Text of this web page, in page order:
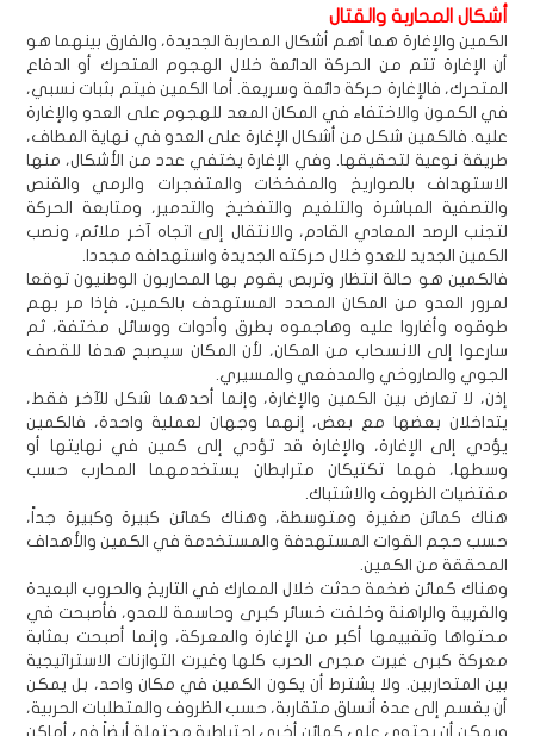
أشكال المحاربة والقتال
الكمين والإغارة هما أهم أشكال المحاربة الجديدة، والفارق بينهما هو
أن الإغارة تتم من الحركة الدائمة خلال الهجوم المتحرك أو الدفاع
المتحرك، فالإغارة حركة دائمة وسريعة. أما الكمين فيتم بثبات نسبي،
في الكمون والاختفاء في المكان المعد للهجوم على العدو والإغارة
عليه. فالكمين شكل من أشكال الإغارة على العدو في نهاية المطاف،
طريقة نوعية لتحقيقها. وفي الإغارة يختفي عدد من الأشكال، منها
الاستهداف بالصواريخ والمفخخات والمتفجرات والرمي والقنص
والتصفية المباشرة والتلغيم والتفخيخ والتدمير، ومتابعة الحركة
لتجنب الرصد المعادي القادم، والانتقال إلى اتجاه آخر ملائم، ونصب
الكمين الجديد للعدو خلال حركته الجديدة واستهدافه مجددا.
فالكمين هو حالة انتظار وتربص يقوم بها المحاربون الوطنيون توقعا
لمرور العدو من المكان المحدد المستهدف بالكمين، فإذا مر بهم
طوقوه وأغاروا عليه وهاجموه بطرق وأدوات ووسائل مختفة، ثم
سارعوا إلى الانسحاب من المكان، لأن المكان سيصبح هدفا للقصف
الجوي والصاروخي والمدفعي والمسيري.
إذن، لا تعارض بين الكمين والإغارة، وإنما أحدهما شكل للآخر فقط،
يتداخلان بعضها مع بعض، إنهما وجهان لعملية واحدة، فالكمين
يؤدي إلى الإغارة، والإغارة قد تؤدي إلى كمين في نهايتها أو
وسطها، فهما تكتيكان مترابطان يستخدمهما المحارب حسب
مقتضيات الظروف والاشتباك.
هناك كمائن صغيرة ومتوسطة، وهناك كمائن كبيرة وكبيرة جداً،
حسب حجم القوات المستهدفة والمستخدمة في الكمين والأهداف
المحققة من الكمين.
وهناك كمائن ضخمة حدثت خلال المعارك في التاريخ والحروب البعيدة
والقريبة والراهنة وخلفت خسائر كبرى وحاسمة للعدو، فأصبحت في
محتواها وتقييمها أكبر من الإغارة والمعركة، وإنما أصبحت بمثابة
معركة كبرى غيرت مجرى الحرب كلها وغيرت التوازنات الاستراتيجية
بين المتحاربين. ولا يشترط أن يكون الكمين في مكان واحد، بل يمكن
أن يقسم إلى عدة أنساق متقاربة، حسب الظروف والمتطلبات الحربية،
ويمكن أن يحتوي على كمائن أخرى احتياطية محتملة أيضاً في أماكن